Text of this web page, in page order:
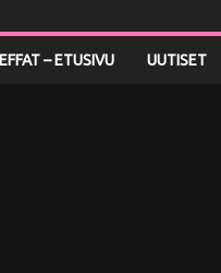
– ETUSIVU UUTISET